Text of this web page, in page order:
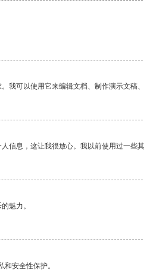
我可以使用它来编辑文档、制作演示文稿、
信息，这让我很放心。我以前使用过一些
魅力。
安全性保护。